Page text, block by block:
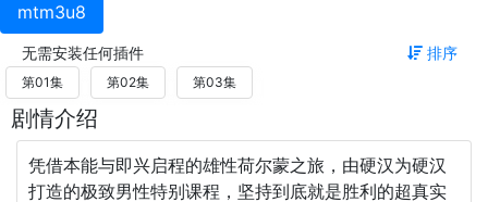
mtm3u8
无需安装任何插件 排序
第01集 第02集 第03集
剧情介绍
凭借本能与即兴启程的雄性荷尔蒙之旅，由硬汉为硬汉
打造的极致男性特别课程，坚持到底就是胜利的超真实